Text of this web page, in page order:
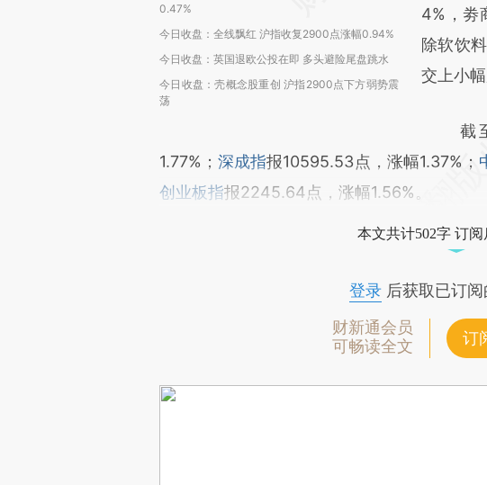
0.47%
今日收盘：全线飘红 沪指收复2900点涨幅0.94%
今日收盘：英国退欧公投在即 多头避险尾盘跳水
今日收盘：壳概念股重创 沪指2900点下方弱势震
荡
4%，劵
除软饮
交上小幅
截至
1.77%； 深成指报10595.53点，涨幅1.37%；
创业板指报2245.64点，涨幅1.56%。
本文共计502字 订
登录后获取已订阅
财新通会员
可畅读全文
订